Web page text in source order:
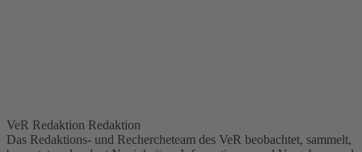
VeR Redaktion Redaktion
Das Redaktions- und Rechercheteam des VeR beobachtet, sammelt,